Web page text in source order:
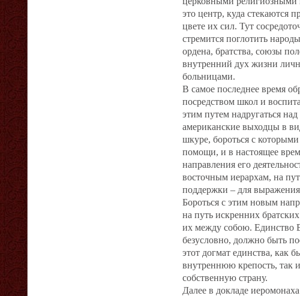
это центр, куда стекаются
цвете их сил. Тут
стремится поглотить
ордена, братства, союзы
внутренний дух жизни
больницами.
В самое последнее время
посредством школ и
этим путем надругаться
американские выходцы в
шкуре, бороться с
помощи, и в настоящее
направления его
восточным иерархам, на
поддержки – для
Бороться с этим новым
на путь искренних
их между собою. Единство
безусловно, должно быть
этот догмат единства, как
внутреннюю крепость, так
собственную страну.
Далее в докладе